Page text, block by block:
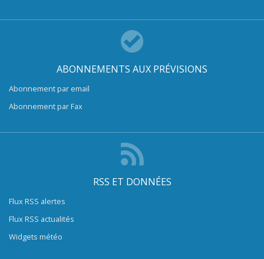
ABONNEMENTS AUX PRÉVISIONS
Abonnement par email
Abonnement par Fax
RSS ET DONNÉES
Flux RSS alertes
Flux RSS actualités
Widgets météo